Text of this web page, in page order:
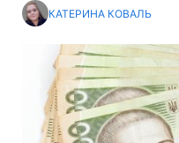
КАТЕРИНА КОВАЛЬ